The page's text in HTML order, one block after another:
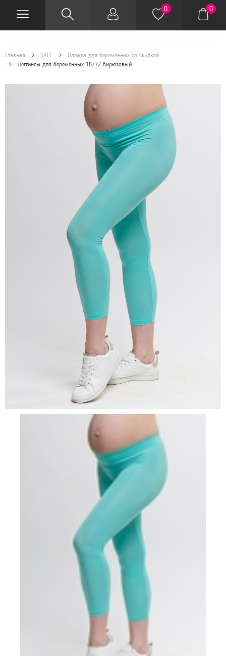
0 0
Главная SALE
Одежда для беременных со скидкой
Леггинсы для беременных 18772 бирюзовый